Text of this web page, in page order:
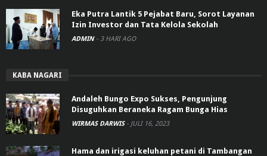
Eka Putra Lantik 5 Pejabat Baru, Sorot Layanan
Izin Investor dan Tata Kelola Sekolah
ADMIN - 3 HARI AGO
KABA NAGARI
Andaleh Bungo Expo Sukses, Pengunjung
Disuguhkan Beraneka Ragam Bunga Hias
WIRMAS DARWIS - JULI 16, 2023
Hama dan irigasi keluhan petani di Tambangan